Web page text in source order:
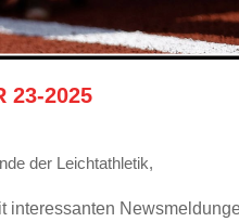
23-2025
der Leichtathletik,
interessanten